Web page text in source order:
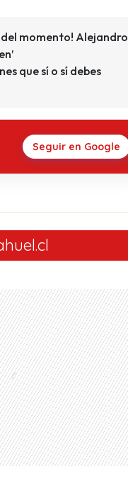
del momento! Alejandro
que sí o sí debes
Seguir en Google